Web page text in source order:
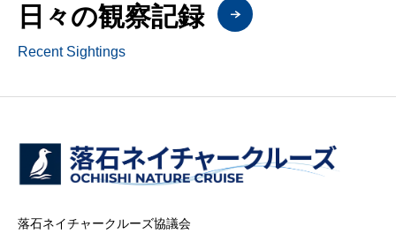
日々の観察記録
Recent Sightings
落石ネイチャークルーズ協議会